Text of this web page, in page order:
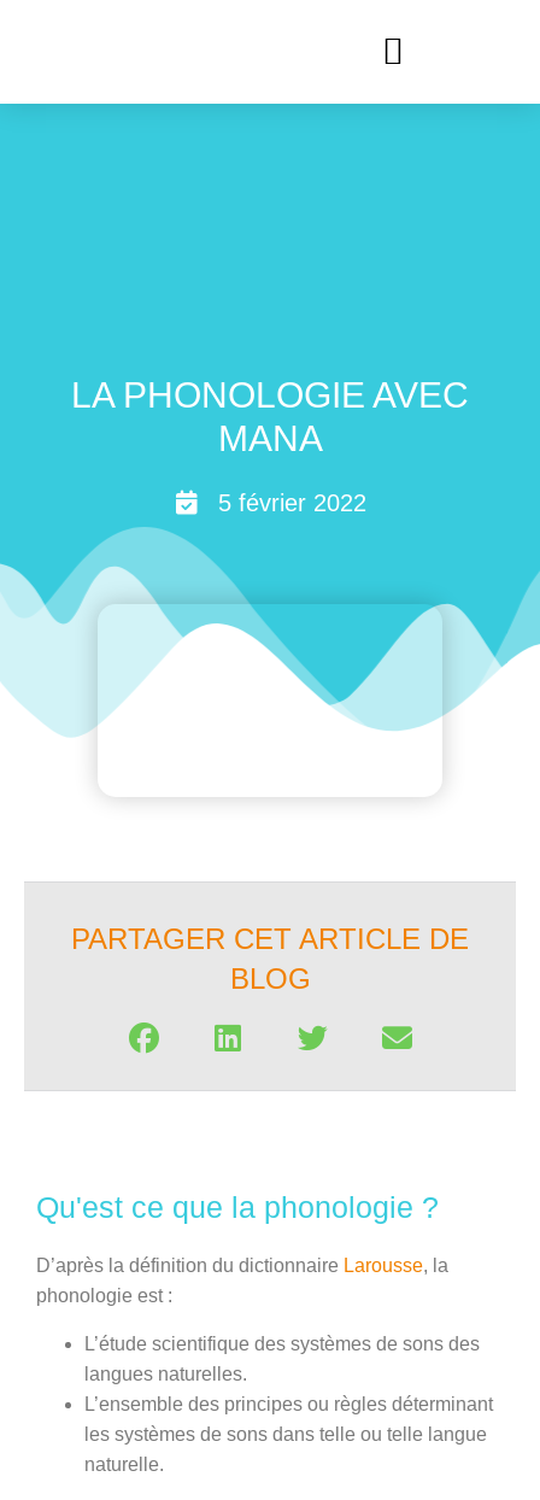
LA PHONOLOGIE AVEC
MANA
5 février 2022
PARTAGER CET ARTICLE DE
BLOG
Qu'est ce que la phonologie ?
D’après la définition du dictionnaire Larousse, la
phonologie est :
L’étude scientifique des systèmes de sons des
langues naturelles.
L’ensemble des principes ou règles déterminant
les systèmes de sons dans telle ou telle langue
naturelle.